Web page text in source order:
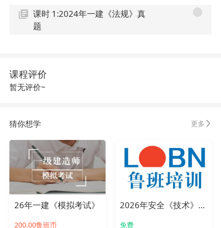
课时 1:2024年一建《法规》真
题
课程评价
暂无评价~
猜你想学 更多
26年一建《模拟考试》
200.00鲁班币
2026年安全《技术》章节千题
免费